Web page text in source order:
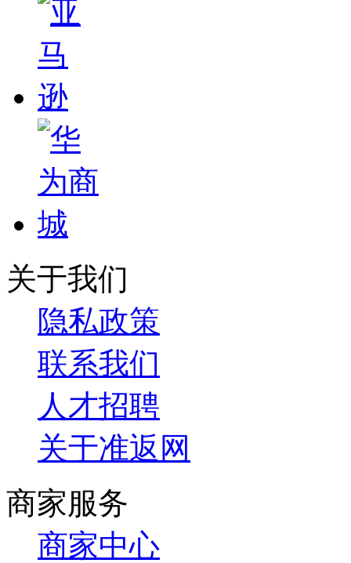
关于我们
隐私政策
联系我们
人才招聘
关于准返网
商家服务
商家中心